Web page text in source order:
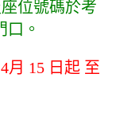
位號碼於考
。
月 15 日起 至